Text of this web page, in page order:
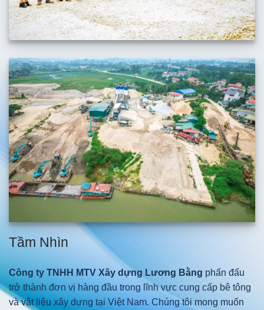
Tầm Nhìn
Công ty TNHH MTV Xây dựng Lương Bằng phấn đấu
trở thành đơn vị hàng đầu trong lĩnh vực cung cấp bê tông
và vật liệu xây dựng tại Việt Nam. Chúng tôi mong muốn